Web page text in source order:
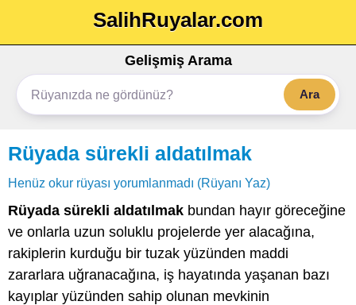
SalihRuyalar.com
Gelişmiş Arama
Ara
Rüyada sürekli aldatılmak
Henüz okur rüyası yorumlanmadı (Rüyanı Yaz)
Rüyada sürekli aldatılmak bundan hayır göreceğine
ve onlarla uzun soluklu projelerde yer alacağına,
rakiplerin kurduğu bir tuzak yüzünden maddi
zararlara uğranacağına, iş hayatında yaşanan bazı
kayıplar yüzünden sahip olunan mevkinin